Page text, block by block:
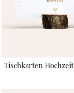
Tischkarten Hochzeit